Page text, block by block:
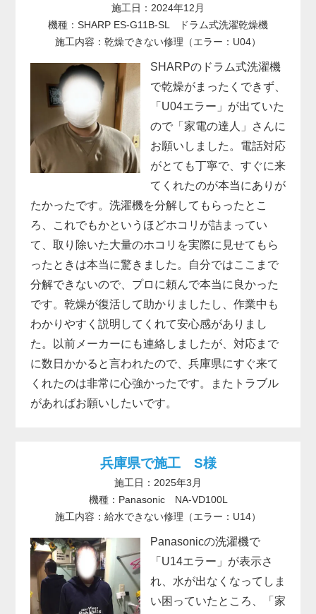
施工日：2024年12月
機種：SHARP ES-G11B-SL ドラム式洗濯乾燥機
施工内容：乾燥できない修理（エラー：U04）
SHARPのドラム式洗濯機
で乾燥がまったくできず、
「U04エラー」が出ていた
ので「家電の達人」さんに
お願いしました。電話対応
がとても丁寧で、すぐに来
てくれたのが本当にありが
たかったです。洗濯機を分解してもらったとこ
ろ、これでもかというほどホコリが詰まってい
て、取り除いた大量のホコリを実際に見せてもら
ったときは本当に驚きました。自分ではここまで
分解できないので、プロに頼んで本当に良かった
です。乾燥が復活して助かりましたし、作業中も
わかりやすく説明してくれて安心感がありまし
た。以前メーカーにも連絡しましたが、対応まで
に数日かかると言われたので、兵庫県にすぐ来て
くれたのは非常に心強かったです。またトラブル
があればお願いしたいです。
兵庫県で施工 S様
施工日：2025年3月
機種：Panasonic NA-VD100L
施工内容：給水できない修理（エラー：U14）
Panasonicの洗濯機で
「U14エラー」が表示さ
れ、水が出なくなってしま
い困っていたところ、「家